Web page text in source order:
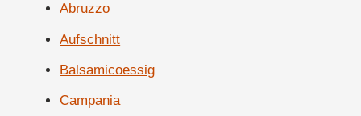
Abruzzo
Aufschnitt
Balsamicoessig
Campania